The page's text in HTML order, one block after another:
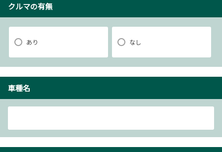
クルマの有無
あり なし
車種名